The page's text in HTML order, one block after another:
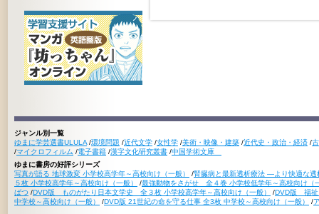
ジャンル別一覧
ゆまに学芸選書ULULA /環境問題 /近代文学 /女性学 /美術・映像・建築 /近代史・政治・経済 /
/マイクロフィルム /電子書籍 /漢字文化研究叢書 /中国学術文庫
ゆまに書房の好評シリーズ
写真が語る 地球激変 小学校高学年～高校向け（一般）
/腎臓病と最新透析療法 ―より快適な
５枚 小学校高学年～高校向け（一般）
/最強動物をさがせ 全４巻 小学校低学年～高校向け（
ばつ /DVD版 ものがたり日本文学史 全３枚 小学校高学年～高校向け（一般） /DVD版 福祉
中学校～高校向け（一般）
/DVD版 21世紀の命を守る仕事 全3枚 中学校～高校向け（一般） /